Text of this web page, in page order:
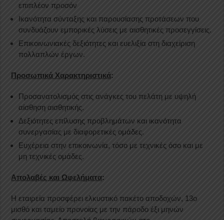
επιπλέον προσόν
Ικανότητα σύνταξης και παρουσίασης προτάσεων που
συνδυάζουν εμπορικές λύσεις με αισθητικές προσεγγίσεις.
Επικοινωνιακές δεξιότητες και ευελιξία στη διαχείριση
πολλαπλών έργων.
Προσωπικά Χαρακτηριστικά:
Προσανατολισμός στις ανάγκες του πελάτη με υψηλή
αίσθηση αισθητικής.
Δεξιότητες επίλυσης προβλημάτων και ικανότητα
συνεργασίας με διαφορετικές ομάδες.
Ευχέρεια στην επικοινωνία, τόσο με τεχνικές όσο και με
μη τεχνικές ομάδες.
Απολαβές και Ωφελήματα:
Η εταιρεία προσφέρει ελκυστικό πακέτο αποδοχών, 13ο
μισθό και ταμείο προνοίας με την πάροδο έξι μηνών